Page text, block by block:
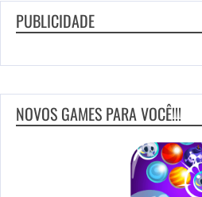
PUBLICIDADE
NOVOS GAMES PARA VOCÊ!!!